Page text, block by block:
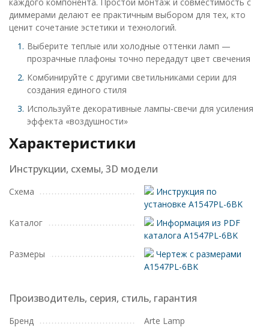
диммерами делают ее практичным выбором для тех, кто
ценит сочетание эстетики и технологий.
Выберите теплые или холодные оттенки ламп —
прозрачные плафоны точно передадут цвет свечения
Комбинируйте с другими светильниками серии для
создания единого стиля
Используйте декоративные лампы-свечи для усиления
эффекта «воздушности»
Характеристики
Инструкции, схемы, 3D модели
Схема
Инструкция по
установке A1547PL-6BK
Каталог
Информация из PDF
каталога A1547PL-6BK
Размеры
Чертеж с размерами
A1547PL-6BK
Производитель, серия, стиль, гарантия
Бренд
Arte Lamp